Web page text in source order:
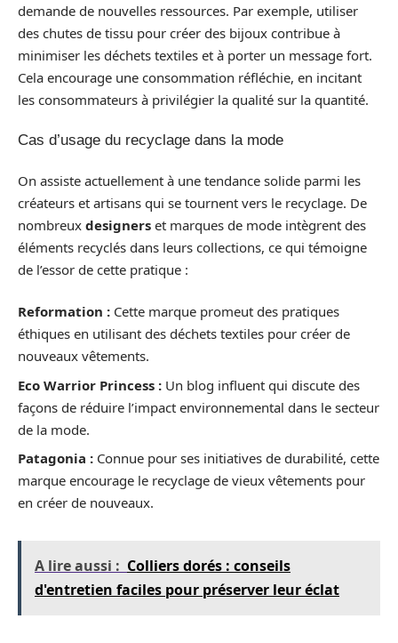
demande de nouvelles ressources. Par exemple, utiliser
des chutes de tissu pour créer des bijoux contribue à
minimiser les déchets textiles et à porter un message fort.
Cela encourage une consommation réfléchie, en incitant
les consommateurs à privilégier la qualité sur la quantité.
Cas d’usage du recyclage dans la mode
On assiste actuellement à une tendance solide parmi les
créateurs et artisans qui se tournent vers le recyclage. De
nombreux designers et marques de mode intègrent des
éléments recyclés dans leurs collections, ce qui témoigne
de l’essor de cette pratique :
Reformation : Cette marque promeut des pratiques
éthiques en utilisant des déchets textiles pour créer de
nouveaux vêtements.
Eco Warrior Princess : Un blog influent qui discute des
façons de réduire l’impact environnemental dans le secteur
de la mode.
Patagonia : Connue pour ses initiatives de durabilité, cette
marque encourage le recyclage de vieux vêtements pour
en créer de nouveaux.
A lire aussi : Colliers dorés : conseils
d'entretien faciles pour préserver leur éclat